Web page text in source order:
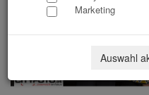
Marketing
Auswahl